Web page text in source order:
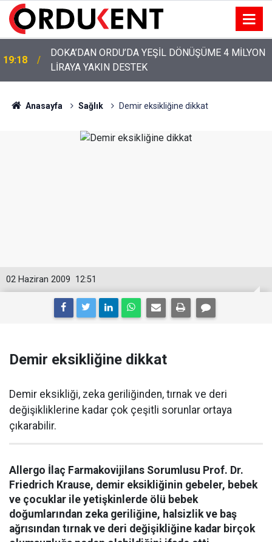
12:46
YENİ PARTİ’NİN ORDU’DAKİ 69 KİŞİLİK KURUCU
KADROSU AÇIKLANDI
Anasayfa Sağlık Demir eksikliğine dikkat
12:51
02 Haziran 2009
Demir eksikliğine dikkat
Demir eksikliği, zeka geriliğinden, tırnak ve deri
değişikliklerine kadar çok çeşitli sorunlar ortaya
çıkarabilir.
Allergo İlaç Farmakovijilans Sorumlusu Prof. Dr.
Friedrich Krause, demir eksikliğinin gebeler, bebek
ve çocuklar ile yetişkinlerde ölü bebek
doğumlarından zeka geriliğine, halsizlik ve baş
ağrısından tırnak ve deri değişikliğine kadar birçok